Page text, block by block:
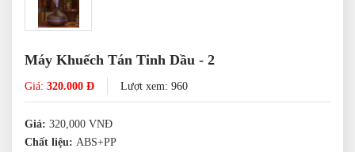
Máy Khuếch Tán Tinh Dầu - 2
Giá: 320.000 Đ Lượt xem: 960
Giá: 320,000 VNĐ
Chất liệu: ABS+PP